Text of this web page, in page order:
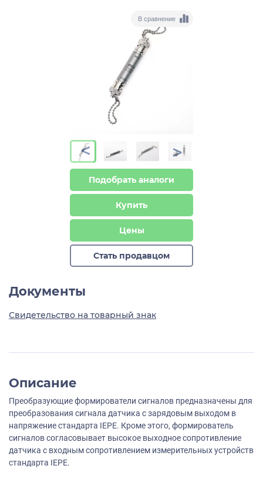
В сравнение
> >
Подобрать аналоги
Купить
Цены
Стать продавцом
Документы
Свидетельство на товарный знак
Описание
Преобразующие формирователи сигналов предназначены для
преобразования сигнала датчика с зарядовым выходом в
напряжение стандарта IEPE. Кроме этого, формирователь
сигналов согласовывает высокое выходное сопротивление
датчика с входным сопротивлением измерительных устройств
стандарта IEPE.